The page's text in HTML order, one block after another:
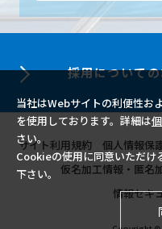
採用についての
サイト利用規約 個人情報保
仮名加工情報・匿名
情報セキ
当社はWebサイトの利便性お
を使用しております。詳細は
さい。
Cookieの使用に同意いただけ
下さい。